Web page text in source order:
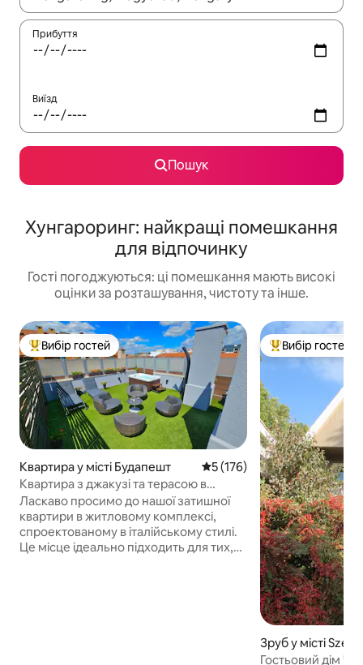
Прибуття
Виїзд
Пошук
Хунгароринг: найкращі помешкання
для відпочинку
Гості погоджуються: ці помешкання мають високі
оцінки за розташування, чистоту та інше.
Топ вибір гостей
Вибір гостей
Квартира у місті Будапешт Середня оцінка: 5 з 5,
5 (176)
Квартира з джакузі та терасою в
Тосканському стилі + безкоштовне
паркування
Ласкаво просимо до нашої затишної
квартири в житловому комплексі,
спроектованому в італійському стилі.
Це місце ідеально підходить для тих,
Топ вибір гостей
Вибір гостей
Зруб у місті
Гостьовий дім